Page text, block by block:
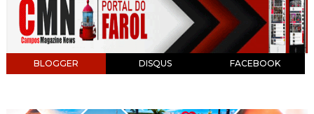
BLOGGER DISQUS FACEBOOK